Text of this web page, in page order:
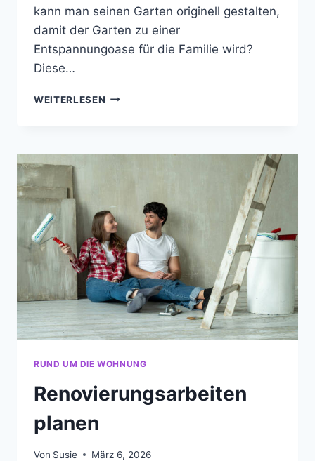
kann man seinen Garten originell gestalten,
damit der Garten zu einer
Entspannungoase für die Familie wird?
Diese…
WEITERLESEN GUTE
RUND UM DIE WOHNUNG
Renovierungsarbeiten
planen
Von Susie März 6, 2026